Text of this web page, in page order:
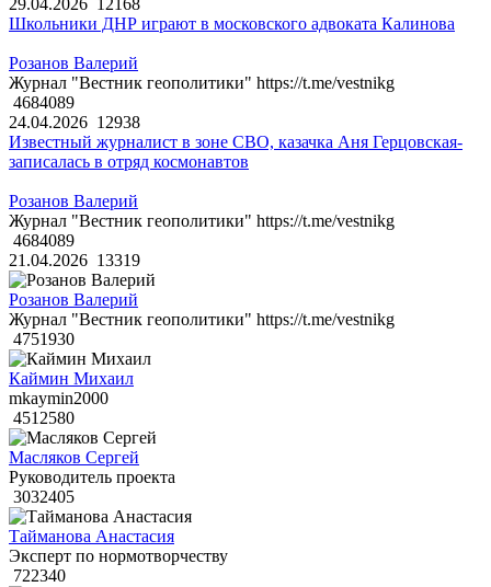
29.04.2026 12168
Школьники ДНР играют в московского адвоката Калинова
Розанов Валерий
Журнал "Вестник геополитики" https://t.me/vestnikg
4684089
24.04.2026 12938
Известный журналист в зоне СВО, казачка Аня Герцовская-
записалась в отряд космонавтов
Розанов Валерий
Журнал "Вестник геополитики" https://t.me/vestnikg
4684089
21.04.2026 13319
Розанов Валерий
Журнал "Вестник геополитики" https://t.me/vestnikg
4751930
Каймин Михаил
mkaymin2000
4512580
Масляков Сергей
Руководитель проекта
3032405
Тайманова Анастасия
Эксперт по нормотворчеству
722340